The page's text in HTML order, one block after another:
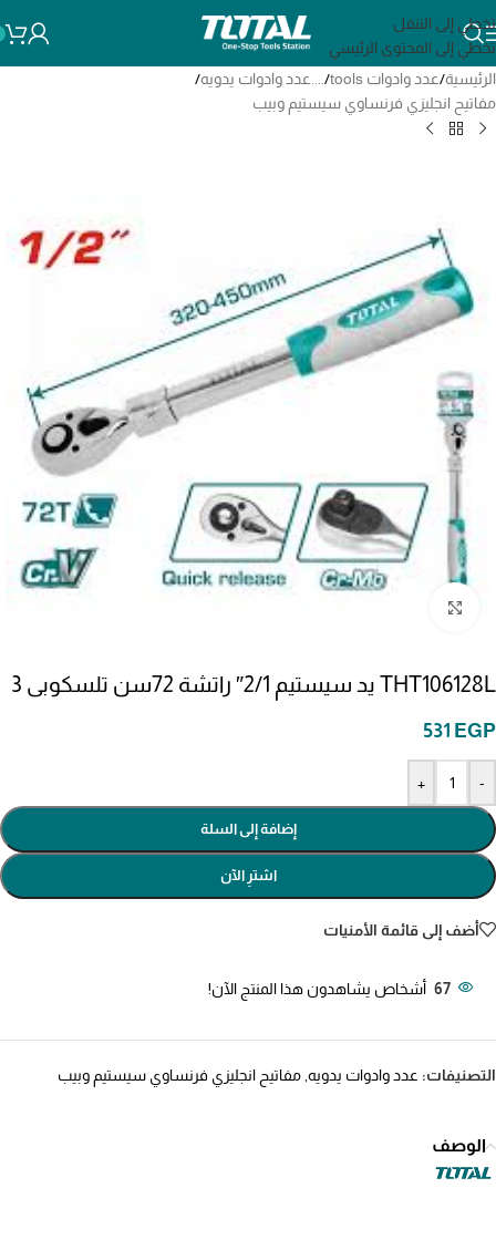
تخطي إلى التنقل
تخطي إلى المحتوى الرئيسي
الرئيسية/عدد وادوات tools / ....عدد وادوات يدويه/
مفاتيح انجليزي فرنساوي سيستيم وبيب
THT106128L يد سيستيم 2/1″ راتشة 72سن تلسكوبى 3
531 EGP
-
+
إضافة إلى السلة
اشترِ الآن
أضف إلى قائمة الأمنيات
67 أشخاص يشاهدون هذا المنتج الآن!
التصنيفات: عدد وادوات يدويه مفاتيح انجليزي فرنساوي سيستيم وبيب
الوصف